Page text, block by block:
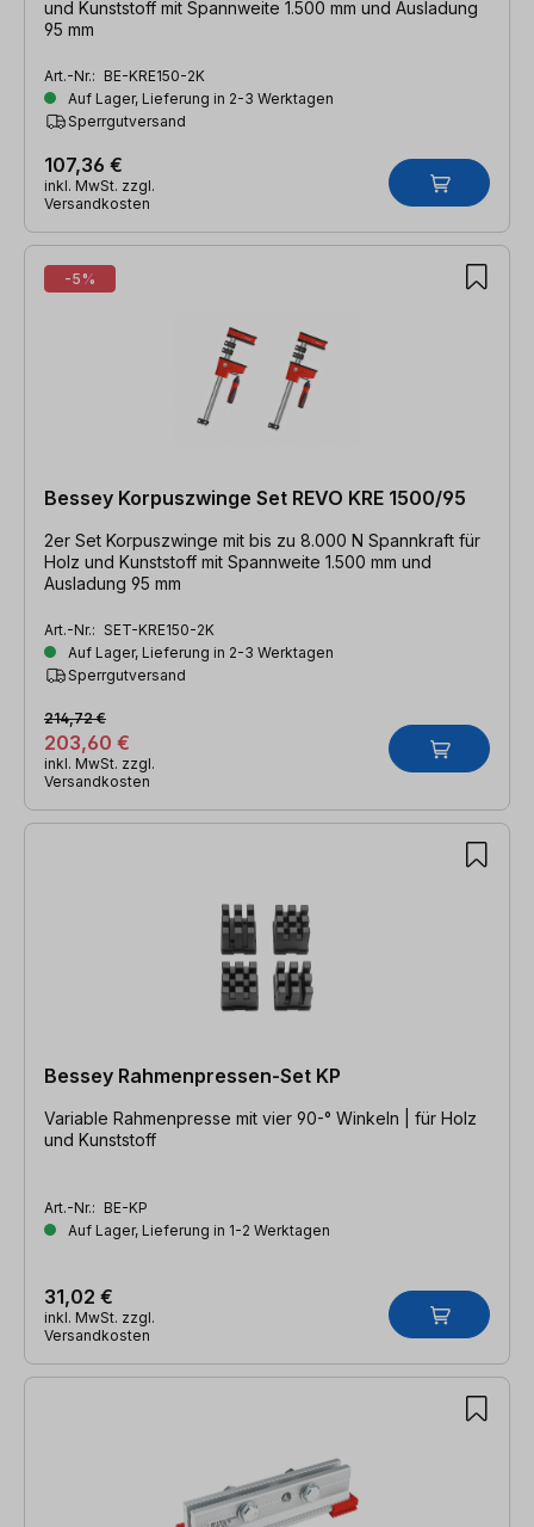
und Kunststoff mit Spannweite 1.500 mm und Ausladung
95 mm
Art.-Nr.: BE-KRE150-2K
Auf Lager, Lieferung in 2-3 Werktagen
Sperrgutversand
107,36 €
inkl. MwSt. zzgl.
Versandkosten
-5%
Bessey Korpuszwinge Set REVO KRE 1500/95
2er Set Korpuszwinge mit bis zu 8.000 N Spannkraft für
Holz und Kunststoff mit Spannweite 1.500 mm und
Ausladung 95 mm
Art.-Nr.: SET-KRE150-2K
Auf Lager, Lieferung in 2-3 Werktagen
Sperrgutversand
203,60 €
214,72 €
inkl. MwSt. zzgl.
Versandkosten
Bessey Rahmenpressen-Set KP
Variable Rahmenpresse mit vier 90-° Winkeln | für Holz
und Kunststoff
Art.-Nr.: BE-KP
Auf Lager, Lieferung in 1-2 Werktagen
31,02 €
inkl. MwSt. zzgl.
Versandkosten